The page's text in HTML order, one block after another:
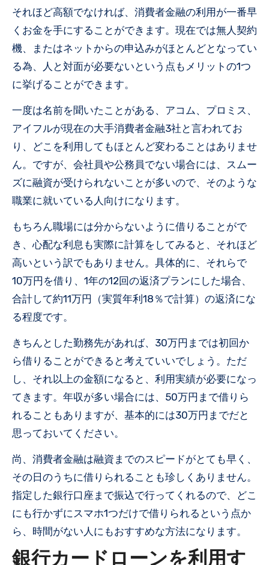
それほど高額でなければ、消費者金融の利用が一番早
くお金を手にすることができます。現在では無人契約
機、またはネットからの申込みがほとんどとなってい
る為、人と対面が必要ないという点もメリットの1つ
に挙げることができます。
一度は名前を聞いたことがある、アコム、プロミス、
アイフルが現在の大手消費者金融3社と言われてお
り、どこを利用してもほとんど変わることはありませ
ん。ですが、会社員や公務員でない場合には、スムー
ズに融資が受けられないことが多いので、そのような
職業に就いている人向けになります。
もちろん職場には分からないように借りることがで
き、心配な利息も実際に計算をしてみると、それほど
高いという訳でもありません。具体的に、それらで
10万円を借り、1年の12回の返済プランにした場合、
合計して約11万円（実質年利18％で計算）の返済にな
る程度です。
きちんとした勤務先があれば、30万円までは初回か
ら借りることができると考えていいでしょう。ただ
し、それ以上の金額になると、利用実績が必要になっ
てきます。年収が多い場合には、50万円まで借りら
れることもありますが、基本的には30万円までだと
思っておいてください。
尚、消費者金融は融資までのスピードがとても早く、
その日のうちに借りられることも珍しくありません。
指定した銀行口座まで振込で行ってくれるので、どこ
にも行かずにスマホ1つだけで借りられるという点か
ら、時間がない人にもおすすめな方法になります。
銀行カードローンを利用す